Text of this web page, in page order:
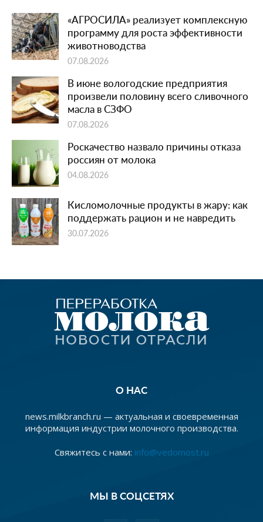
«АГРОСИЛА» реализует комплексную
программу для роста эффективности
животноводства
07.08.2026
В июне вологодские предприятия
произвели половину всего сливочного
масла в СЗФО
07.08.2026
Роскачество назвало причины отказа
россиян от молока
04.08.2026
Кисломолочные продукты в жару: как
поддержать рацион и не навредить
30.07.2026
О НАС
news.milkbranch.ru — актуальная и своевременная
информация индустрии молочного производства.
Свяжитесь с нами: info@vedomost.ru
МЫ В СОЦСЕТЯХ